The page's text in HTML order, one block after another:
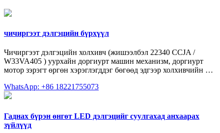
чичиргээт дэлгэцийн бүрхүүл
Чичиргээт дэлгэцийн холхивч (жишээлбэл 22340 CCJA /
W33VA405 ) уурхайн доргиурт машин механизм, доргиурт
мотор зэрэгт өргөн хэрэглэгддэг бөгөөд эдгээр холхивчийн …
WhatsApp: +86 18221755073
Гаднах бүрэн өнгөт LED дэлгэцийг суулгахад анхаарах
зүйлүүд